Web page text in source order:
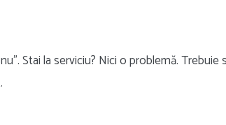
Stai la serviciu? Nici o problemă. Trebuie